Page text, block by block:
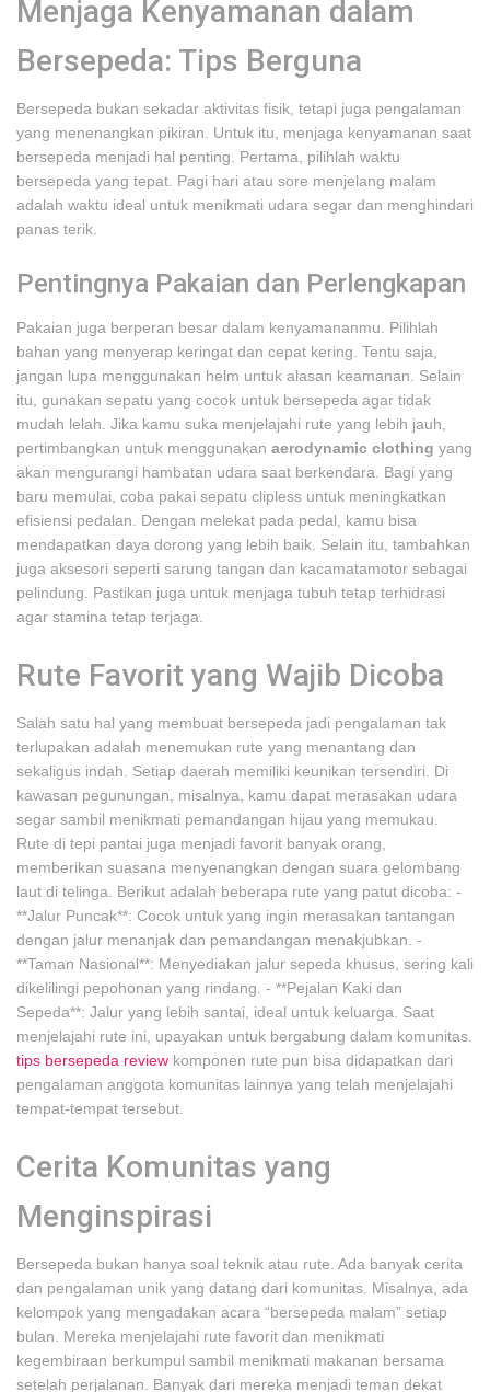
Menjaga Kenyamanan dalam
Bersepeda: Tips Berguna
Bersepeda bukan sekadar aktivitas fisik, tetapi juga pengalaman
yang menenangkan pikiran. Untuk itu, menjaga kenyamanan saat
bersepeda menjadi hal penting. Pertama, pilihlah waktu
bersepeda yang tepat. Pagi hari atau sore menjelang malam
adalah waktu ideal untuk menikmati udara segar dan menghindari
panas terik.
Pentingnya Pakaian dan Perlengkapan
Pakaian juga berperan besar dalam kenyamananmu. Pilihlah
bahan yang menyerap keringat dan cepat kering. Tentu saja,
jangan lupa menggunakan helm untuk alasan keamanan. Selain
itu, gunakan sepatu yang cocok untuk bersepeda agar tidak
mudah lelah. Jika kamu suka menjelajahi rute yang lebih jauh,
pertimbangkan untuk menggunakan aerodynamic clothing yang
akan mengurangi hambatan udara saat berkendara. Bagi yang
baru memulai, coba pakai sepatu clipless untuk meningkatkan
efisiensi pedalan. Dengan melekat pada pedal, kamu bisa
mendapatkan daya dorong yang lebih baik. Selain itu, tambahkan
juga aksesori seperti sarung tangan dan kacamatamotor sebagai
pelindung. Pastikan juga untuk menjaga tubuh tetap terhidrasi
agar stamina tetap terjaga.
Rute Favorit yang Wajib Dicoba
Salah satu hal yang membuat bersepeda jadi pengalaman tak
terlupakan adalah menemukan rute yang menantang dan
sekaligus indah. Setiap daerah memiliki keunikan tersendiri. Di
kawasan pegunungan, misalnya, kamu dapat merasakan udara
segar sambil menikmati pemandangan hijau yang memukau.
Rute di tepi pantai juga menjadi favorit banyak orang,
memberikan suasana menyenangkan dengan suara gelombang
laut di telinga. Berikut adalah beberapa rute yang patut dicoba: -
**Jalur Puncak**: Cocok untuk yang ingin merasakan tantangan
dengan jalur menanjak dan pemandangan menakjubkan. -
**Taman Nasional**: Menyediakan jalur sepeda khusus, sering kali
dikelilingi pepohonan yang rindang. - **Pejalan Kaki dan
Sepeda**: Jalur yang lebih santai, ideal untuk keluarga. Saat
menjelajahi rute ini, upayakan untuk bergabung dalam komunitas.
tips bersepeda review komponen rute pun bisa didapatkan dari
pengalaman anggota komunitas lainnya yang telah menjelajahi
tempat-tempat tersebut.
Cerita Komunitas yang
Menginspirasi
Bersepeda bukan hanya soal teknik atau rute. Ada banyak cerita
dan pengalaman unik yang datang dari komunitas. Misalnya, ada
kelompok yang mengadakan acara “bersepeda malam” setiap
bulan. Mereka menjelajahi rute favorit dan menikmati
kegembiraan berkumpul sambil menikmati makanan bersama
setelah perjalanan. Banyak dari mereka menjadi teman dekat